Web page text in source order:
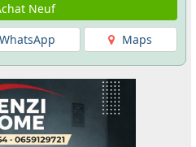
Neuf
WhatsApp Maps